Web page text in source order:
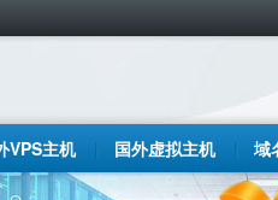
VPS主机 国外虚拟主机 域